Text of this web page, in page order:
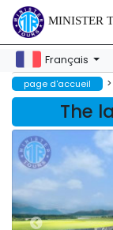
MINISTER
Français
page d'accueil >
The